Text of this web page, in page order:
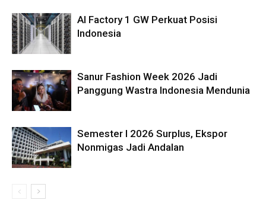
AI Factory 1 GW Perkuat Posisi
Indonesia
Sanur Fashion Week 2026 Jadi
Panggung Wastra Indonesia Mendunia
Semester I 2026 Surplus, Ekspor
Nonmigas Jadi Andalan